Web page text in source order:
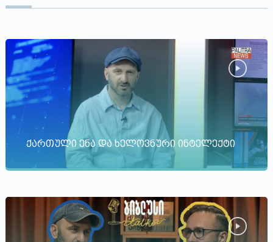
ქართული ენა და ხელოვნური ინტელექტი